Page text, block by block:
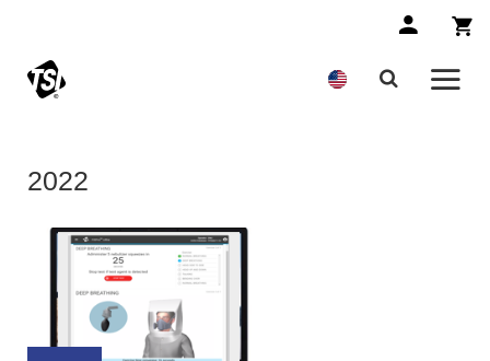
2022